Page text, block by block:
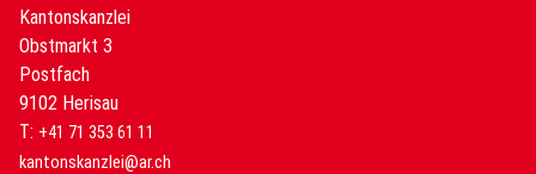
Kantonskanzlei
Obstmarkt 3
Postfach
9102 Herisau
T: +41 71 353 61 11
kantonskanzlei@ar.ch